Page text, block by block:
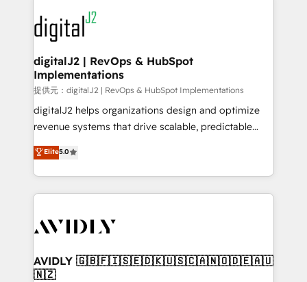
www.onthefuze.com/hubspot-admin Contact us to
learn more!
experts in marketing automation, growth, revops,
CRM and webdesign (We focus on EMEA - USA
customers).
digitalJ2 | RevOps & HubSpot
Implementations
提供元：digitalJ2 | RevOps & HubSpot Implementations
digitalJ2 helps organizations design and optimize
revenue systems that drive scalable, predictable
growth. As a triple-accredited HubSpot Solutions
Partner, we specialize in both strategic RevOps
planning and hands-on technical execution - building
the operational foundation companies need to
Healthcare - Financial Services - Managed IT (MSP) -
we help: ✔️ Full HubSpot implementations and portal
optimization ✔️ Data migrations, CRM architecture,
Elite5.0
AVIDLY 🇬🇧🇫🇮🇸🇪🇩🇰🇺🇸🇨🇦🇳🇴🇩🇪🇦🇺
🇳🇿